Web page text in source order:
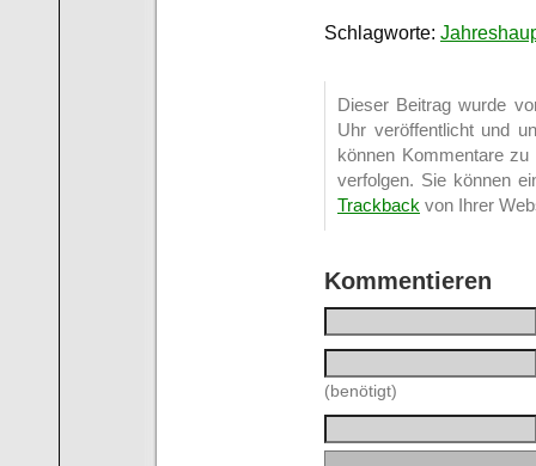
Schlagworte:
Dieser Beitrag wurde
Uhr veröffentlicht und
können Kommentare
verfolgen. Sie können
Trackback von Ihrer
Kommentieren
(benötigt)